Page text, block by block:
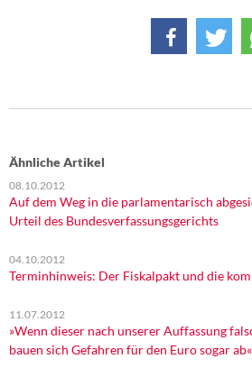
Ähnliche Artikel
08.10.2012
Auf dem Weg in die parlamentarisch
Urteil des Bundesverfassungsgerichts
04.10.2012
Terminhinweis: Der Fiskalpakt und die
11.07.2012
»Wenn dieser nach unserer Auffassung
bauen sich Gefahren für den Euro sogar ab«